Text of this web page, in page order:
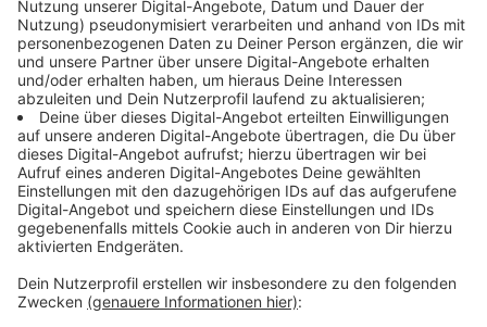
Er gilt deshalb auch als aussichtsreichster Kandidat,
um den Job ganz zu übernehmen. Morgen soll es dazu
Beratungen geben. Voigt könnte zeitnah von den
anderen Mitgliedern des Banken-Vorstands zum neuen
Vorsitzenden bestimmt werden. Ansonsten müsste
die Stelle neu ausgeschrieben werden. Die Suche nach
einer passenden Person könnte dann einige Monate
dauern.CM
Anzeige